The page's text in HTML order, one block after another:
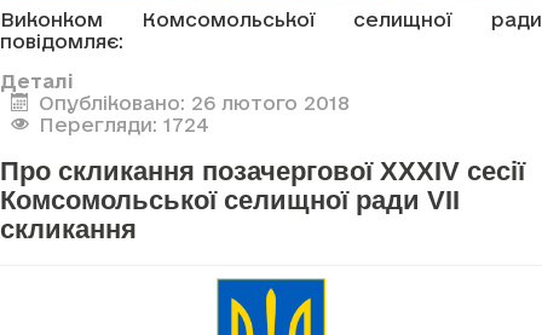
Виконком Комсомольської селищної ради
повідомляє:
Деталі
Опубліковано: 26 лютого 2018
Перегляди: 1724
Про скликання позачергової XXXIV сесії
Комсомольської селищної ради VII
скликання